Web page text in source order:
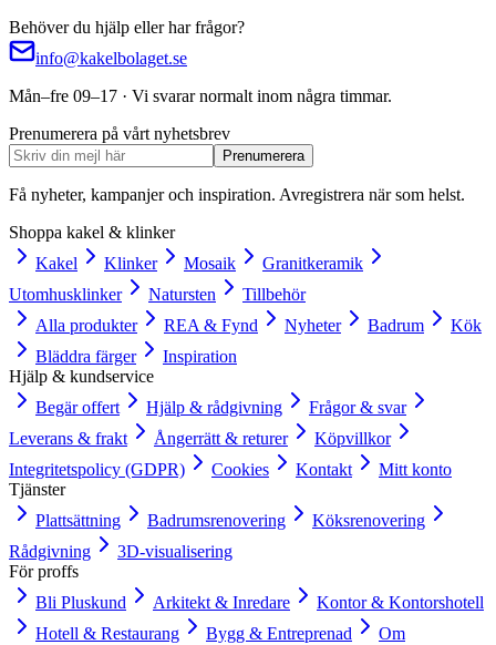
Behöver du hjälp eller har frågor?
info@kakelbolaget.se
Mån–fre 09–17 · Vi svarar normalt inom några timmar.
Prenumerera på vårt nyhetsbrev
Prenumerera
Få nyheter, kampanjer och inspiration. Avregistrera när som helst.
Shoppa kakel & klinker
Kakel
Klinker Mosaik
Granitkeramik
Utomhusklinker
Natursten
Tillbehör
Alla produkter
REA & Fynd Nyheter Badrum
Kök
Bläddra färger
Inspiration
Hjälp & kundservice
Begär offert
Hjälp & rådgivning
Frågor & svar
Leverans & frakt
Ångerrätt & returer
Köpvillkor
Integritetspolicy (GDPR)
Cookies Kontakt
Mitt konto
Tjänster
Plattsättning
Badrumsrenovering
Köksrenovering
Rådgivning
3D-visualisering
För proffs
Bli Pluskund
Arkitekt & Inredare
Kontor & Kontorshotell
Hotell & Restaurang
Bygg & Entreprenad Om